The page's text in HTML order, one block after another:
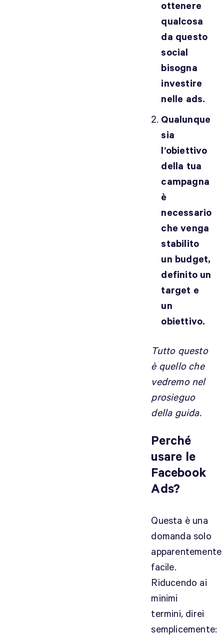
ottenere
qualcosa
da questo
social
bisogna
investire
nelle ads.
Qualunque
sia
l’obiettivo
della tua
campagna
è
necessario
che venga
stabilito
un budget,
definito un
target e
un
obiettivo.
Tutto questo
è quello che
vedremo nel
prosieguo
della guida.
Perché
usare le
Facebook
Ads?
Questa è una
domanda solo
apparentemente
facile.
Riducendo ai
minimi
termini, direi
semplicemente: